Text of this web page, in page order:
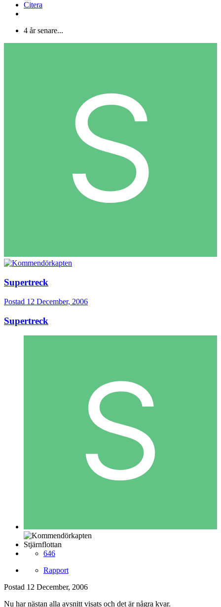
Citera
4 år senare...
Supertreck
Postad 12 December, 2006
Supertreck
Stjärnflottan
646
Rapport
Postad 12 December, 2006
Nu har nästan alla avsnitt visats och det är några kvar.